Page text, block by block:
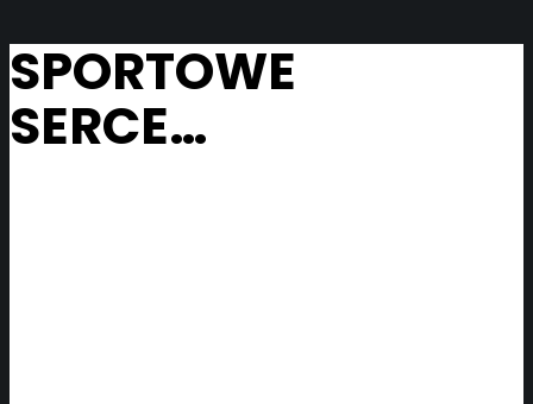
SPORTOWE
SERCE…